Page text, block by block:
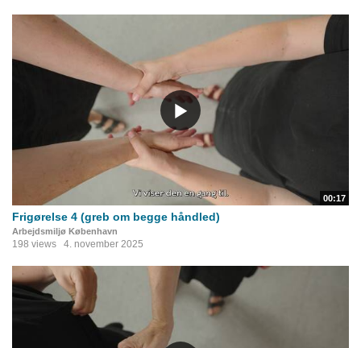
00:17
Frigørelse 4 (greb om begge håndled)
Arbejdsmiljø København
198 views 4. november 2025